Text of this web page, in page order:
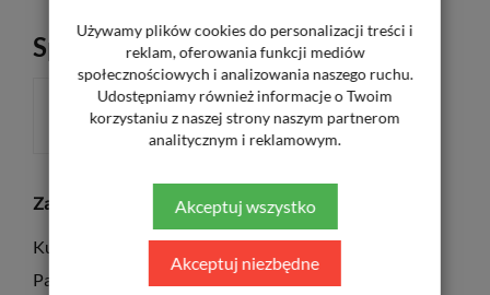
Sposób płatności
ZA POBRANIEM
Za pośrednictwem płatności elektronicznych PayU
Kurier UPS – 20 zł
Paczkomaty InPost – 11,50 zł
Używamy plików cookies do personalizacji treści i
reklam, oferowania funkcji mediów
społecznościowych i analizowania naszego ruchu.
Udostępniamy również informacje o Twoim
korzystaniu z naszej strony naszym partnerom
analitycznym i reklamowym.
Akceptuj wszystko
Akceptuj niezbędne